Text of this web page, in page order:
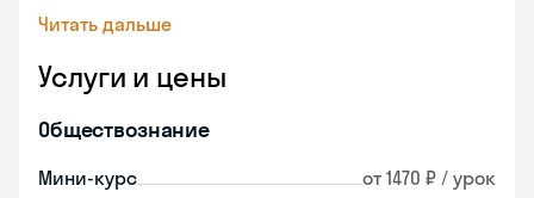
Читать дальше
Услуги и цены
Обществознание
Мини-курс от 1470 ₽ / урок